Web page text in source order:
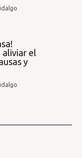
aliviar el
y